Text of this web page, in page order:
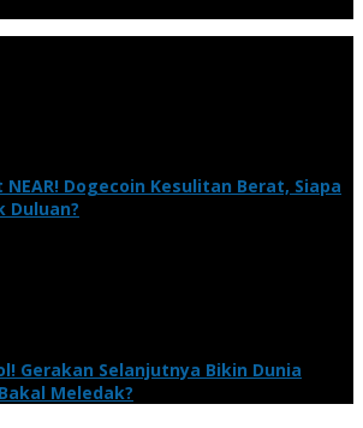
Dogecoin Kesulitan Berat, Siapa
Duluan?
Gerakan Selanjutnya Bikin Dunia
Meledak?